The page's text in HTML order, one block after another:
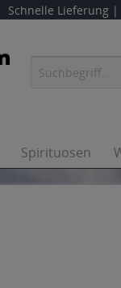
Schnelle Lieferung |
Spirituosen